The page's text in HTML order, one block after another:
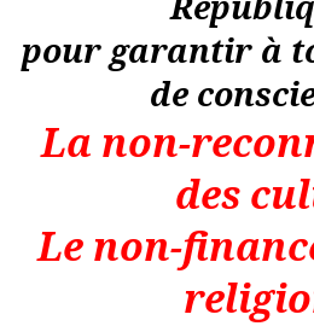
pour garantir à
de
La non-
des
Le non-